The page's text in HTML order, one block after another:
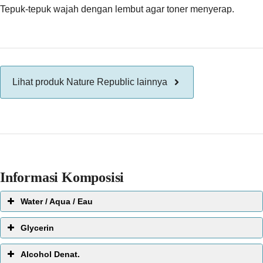
Tepuk-tepuk wajah dengan lembut agar toner menyerap.
Lihat produk Nature Republic lainnya
Informasi Komposisi
Water / Aqua / Eau
EWG Score:
1
Glycerin
Alcohol Denat.